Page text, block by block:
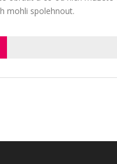
mohli spolehnout.